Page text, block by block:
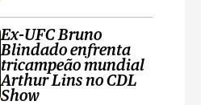
Ex-UFC Bruno
Blindado enfrenta
tricampeão mundial
Arthur Lins no CDL
Show